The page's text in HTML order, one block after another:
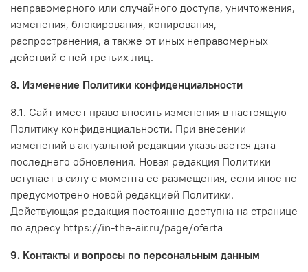
неправомерного или случайного доступа, уничтожения,
изменения, блокирования, копирования,
распространения, а также от иных неправомерных
действий с ней третьих лиц.
8. Изменение Политики конфиденциальности
8.1. Сайт имеет право вносить изменения в настоящую
Политику конфиденциальности. При внесении
изменений в актуальной редакции указывается дата
последнего обновления. Новая редакция Политики
вступает в силу с момента ее размещения, если иное не
предусмотрено новой редакцией Политики.
Действующая редакция постоянно доступна на странице
по адресу https://in-the-air.ru/page/oferta
9. Контакты и вопросы по персональным данным